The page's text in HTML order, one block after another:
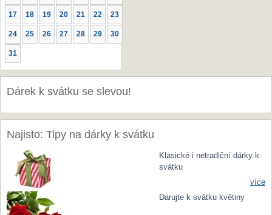
17 18 19 20 21 22 23
24 25 26 27 28 29 30
31
Dárek k svátku se slevou!
Najisto: Tipy na dárky k svátku
Klasické i netradiční dárky k
svátku
více
Darujte k svátku květiny